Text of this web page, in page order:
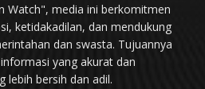
Watch", media ini berkomitmen
ketidakadilan, dan mendukung
dan swasta. Tujuannya
yang akurat dan
lebih bersih dan adil.